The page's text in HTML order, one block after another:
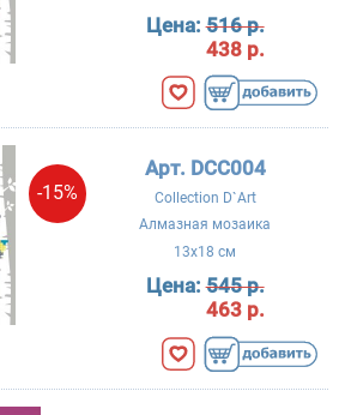
Цена:516 р.
438 р.
-15%
Арт. DCC004
Collection D`Art
Алмазная мозаика
13x18 см
Цена:545 р.
463 р.